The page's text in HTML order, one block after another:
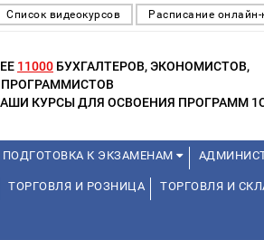
Список видеокурсов Расписание онлайн-
11000 БУХГАЛТЕРОВ, ЭКОНОМИСТОВ,
КУРСЫ ДЛЯ ОСВОЕНИЯ ПРОГРАММ
ПОДГОТОВКА К ЭКЗАМЕНАМ
ТОРГОВЛЯ И РОЗНИЦА ТОРГОВЛЯ И